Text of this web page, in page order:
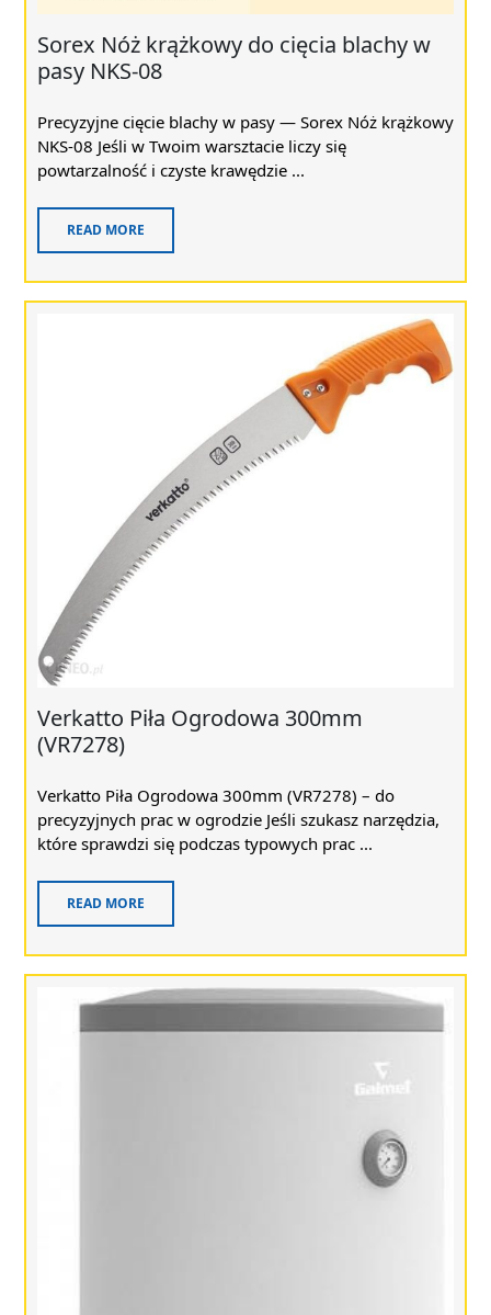
Sorex Nóż krążkowy do cięcia blachy w
pasy NKS-08
Precyzyjne cięcie blachy w pasy — Sorex Nóż krążkowy
NKS-08 Jeśli w Twoim warsztacie liczy się
powtarzalność i czyste krawędzie ...
READ MORE
Verkatto Piła Ogrodowa 300mm
(VR7278)
Verkatto Piła Ogrodowa 300mm (VR7278) – do
precyzyjnych prac w ogrodzie Jeśli szukasz narzędzia,
które sprawdzi się podczas typowych prac ...
READ MORE